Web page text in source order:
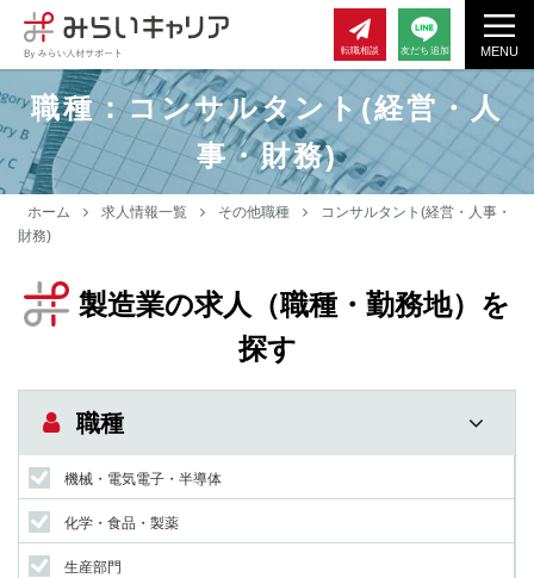
MENU
転職相談 友だち追加
職種：コンサルタント(経営・人
事・財務)
ホーム 求人情報一覧 その他職種
コンサルタント(経営・人事・
財務)
製造業の求人（職種・勤務地）を
探す
職種
機械・電気電子・半導体
化学・食品・製薬
生産部門